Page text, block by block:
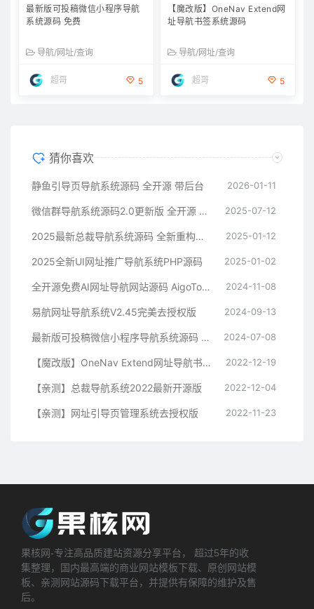
最新版可投稿微信小程序导航
系统源码 免费
导航/网址/查询
超哥 5
【魔改版】OneNav Extend网
址导航书签系统源码
导航/网址/查询
超哥 5
猜你喜欢
静鱼引导页导航系统源码 全开源 带后台 2026-01-11
微信群导航系统源码2.0更新版 全开源 带后台 精准获客神器 2025-07-12
2025最新总裁导航系统源码 全新重构版强势回归 2025-01-12
2025全新UI网址推广导航系统PHP源码 2025-01-02
全开源免费AI网址导航网站源码 AigoTools 2024-11-08
易航网址导航系统V2.45完美去授权版 2024-09-13
最新版可投稿微信小程序导航系统源码 免费 2024-07-08
【魔改版】OneNav Extend网址导航书签系统源码 2022-12-19
【亲测】总裁导航系统2022最新开源版 2022-12-04
【亲测】网址引导页管理系统去授权版 2022-11-23
果核网-专注高品质建站资源分享平台， 超过5年的收
集整理，国内最高端的商业网站模板下载、原创网站模
板、亲测网站源码下载平台，并提供有保障的维护及售
后。